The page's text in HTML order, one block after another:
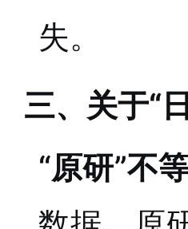
失。
三、关于“
“原研”不